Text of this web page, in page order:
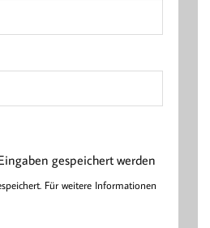
gespeichert werden
Für weitere Informationen